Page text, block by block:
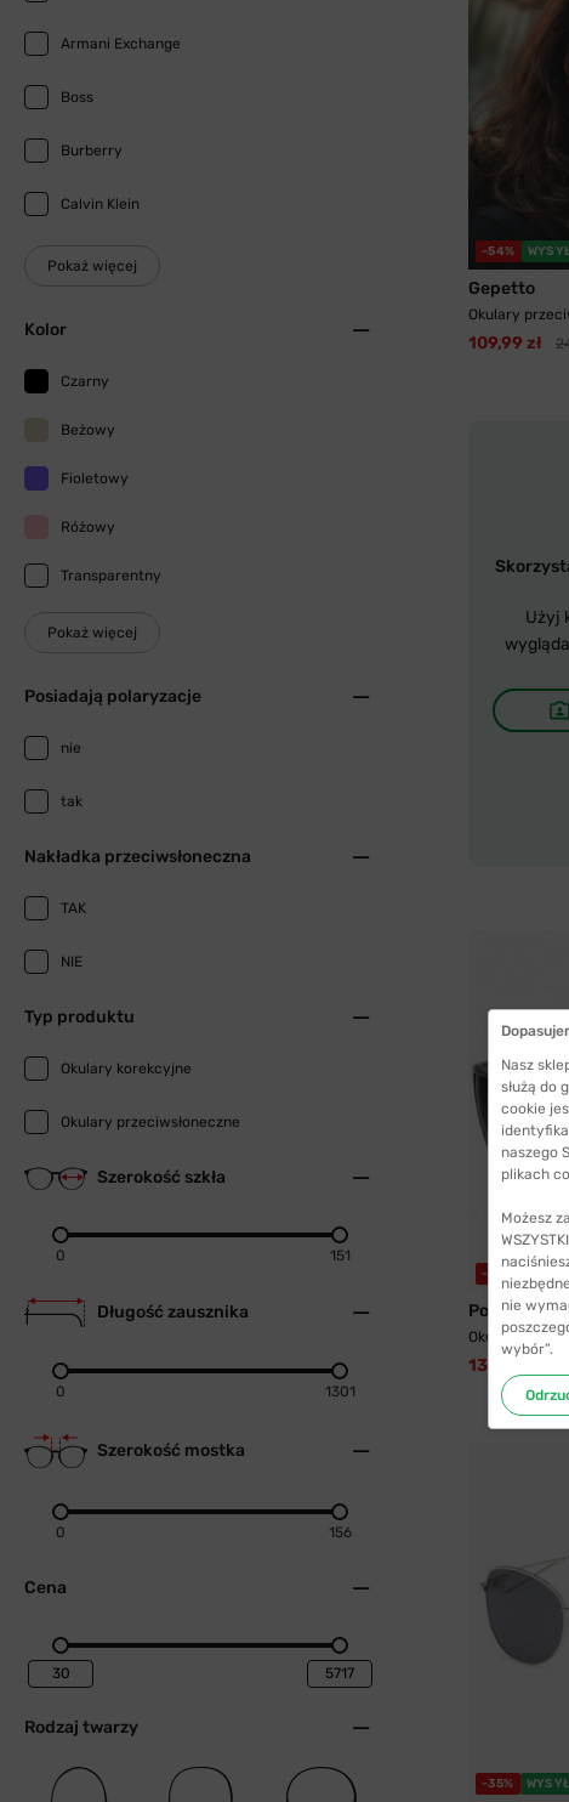
Armani Exchange
Boss
Burberry
Calvin Klein
Pokaż więcej
Kolor
Czarny
Beżowy
Fioletowy
Różowy
Transparentny
Pokaż więcej
Posiadają polaryzacje
nie
tak
Nakładka przeciwsłoneczna
TAK
NIE
Typ produktu
Okulary korekcyjne
Okulary przeciwsłoneczne
Szerokość szkła
0 151
Długość zausznika
0 1301
Szerokość mostka
0 156
Cena
Rodzaj twarzy
-54%
Gepetto
Okulary
109,99 zł
Użyj
-39%
Polaroid
Okulary
133,99 zł
-35%
Nasz
służą do
cookie
naszego
plikach
Możesz
nie
wybór”.